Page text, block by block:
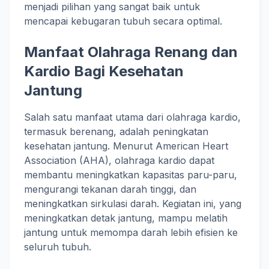
menjadi pilihan yang sangat baik untuk
mencapai kebugaran tubuh secara optimal.
Manfaat Olahraga Renang dan
Kardio Bagi Kesehatan
Jantung
Salah satu manfaat utama dari olahraga kardio,
termasuk berenang, adalah peningkatan
kesehatan jantung. Menurut American Heart
Association (AHA), olahraga kardio dapat
membantu meningkatkan kapasitas paru-paru,
mengurangi tekanan darah tinggi, dan
meningkatkan sirkulasi darah. Kegiatan ini, yang
meningkatkan detak jantung, mampu melatih
jantung untuk memompa darah lebih efisien ke
seluruh tubuh.